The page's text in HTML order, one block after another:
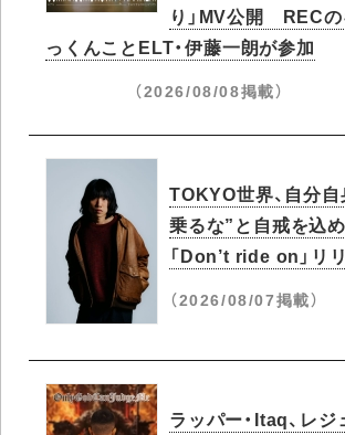
り」MV公開 REC
っくんことELT・伊藤一朗が参加
（2026/08/08掲載）
TOKYO世界、自分
乗るな”と自戒を込
「Don’t ride on」リ
（2026/08/07掲載）
ラッパー・Itaq、レジ